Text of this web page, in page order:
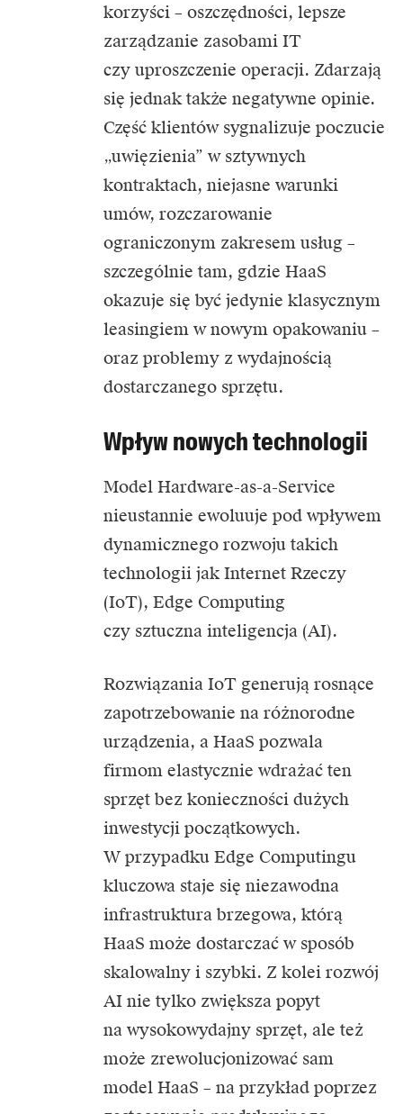
korzyści – oszczędności, lepsze
zarządzanie zasobami IT
czy uproszczenie operacji. Zdarzają
się jednak także negatywne opinie.
Część klientów sygnalizuje poczucie
„uwięzienia” w sztywnych
kontraktach, niejasne warunki
umów, rozczarowanie
ograniczonym zakresem usług –
szczególnie tam, gdzie HaaS
okazuje się być jedynie klasycznym
leasingiem w nowym opakowaniu –
oraz problemy z wydajnością
dostarczanego sprzętu.
Wpływ nowych technologii
Model Hardware-as-a-Service
nieustannie ewoluuje pod wpływem
dynamicznego rozwoju takich
technologii jak Internet Rzeczy
(IoT), Edge Computing
czy sztuczna inteligencja (AI).
Rozwiązania IoT generują rosnące
zapotrzebowanie na różnorodne
urządzenia, a HaaS pozwala
firmom elastycznie wdrażać ten
sprzęt bez konieczności dużych
inwestycji początkowych.
W przypadku Edge Computingu
kluczowa staje się niezawodna
infrastruktura brzegowa, którą
HaaS może dostarczać w sposób
skalowalny i szybki. Z kolei rozwój
AI nie tylko zwiększa popyt
na wysokowydajny sprzęt, ale też
może zrewolucjonizować sam
model HaaS – na przykład poprzez